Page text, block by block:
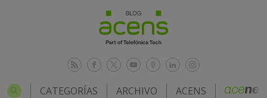
CATEGORÍAS ARCHIVO ACENS